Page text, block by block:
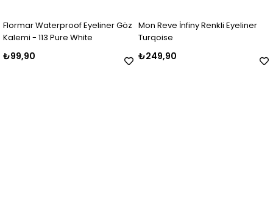
Waterproof Eyeliner Göz
- 113 Pure White
Mon Reve İnfiny Renkli Eyeliner
Turqoise
₺249,90